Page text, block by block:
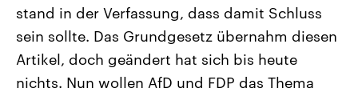
Landtagswahl Sachsen-Anhalt
2026
Alle Informationen
Sachsen-Anhalt wählt am 6.
September 2026 einen neuen
Landtag. Seit 2021 wird das
Bundesland von einer Koalition aus
USA
Aktuelle Beiträge,
Hintergründe
Wirtschaftlich und
gehören die Vereinigten
mit großem Einfluss auf
stand in der Verfassung, dass damit Schluss
sein sollte. Das Grundgesetz übernahm diesen
Artikel, doch geändert hat sich bis heute
nichts. Nun wollen AfD und FDP das Thema